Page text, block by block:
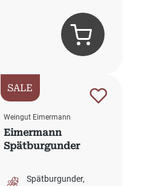
SALE
Weingut Eimermann
Eimermann
Spätburgunder
Spätburgunder